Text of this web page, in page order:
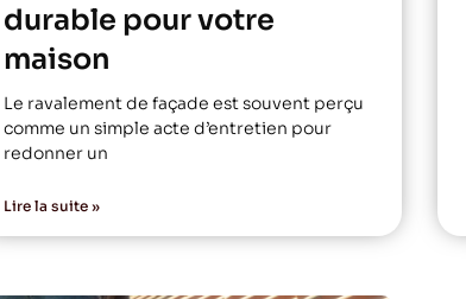
durable pour votre
maison
Le ravalement de façade est souvent perçu
comme un simple acte d’entretien pour
redonner un
Lire la suite »